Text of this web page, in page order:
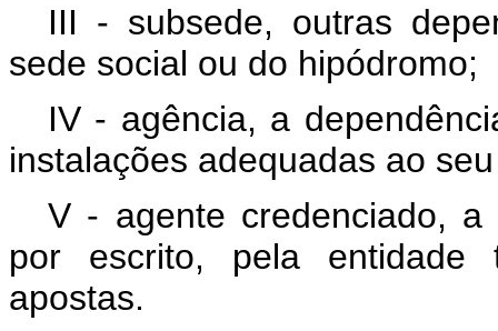
III - subsede, outras
sede social ou do hipódromo;
IV - agência, a
instalações adequadas ao
V - agente credenciado,
por escrito, pela entidade
apostas.